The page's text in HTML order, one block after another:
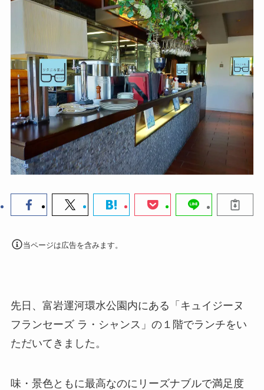
当ページは広告を含みます。
先日、富岩運河環水公園内にある「キュイジーヌ
フランセーズ ラ・シャンス」の１階でランチをい
ただいてきました。
味・景色ともに最高なのにリーズナブルで満足度